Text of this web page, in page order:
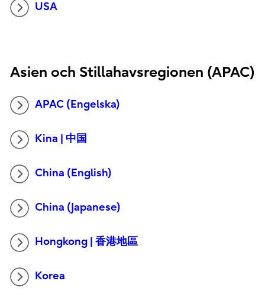
USA
Asien och Stillahavsregionen (APAC)
APAC (Engelska)
Kina | 中国
China (English)
China (Japanese)
Hongkong | 香港地區
Korea